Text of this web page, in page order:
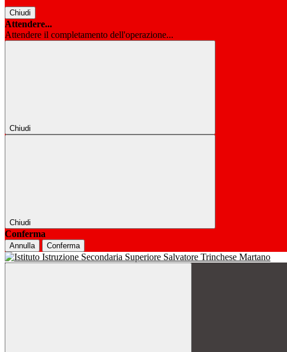
Chiudi
Attendere...
Attendere il completamento dell'operazione...
Chiudi
Chiudi
Conferma
Annulla Conferma